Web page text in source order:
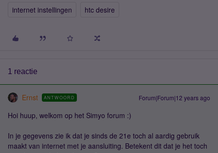
internet instellingen htc desire
1 reactie
Ernst ANTWOORD Forum|Forum|12 years ago
Hoi huup, welkom op het Simyo forum :)
In je gegevens zie ik dat je sinds de 21e toch al aardig gebruik
maakt van internet met je aansluiting. Betekent dit dat je het toch